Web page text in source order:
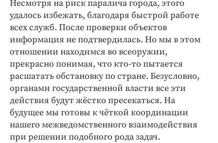
Несмотря на риск паралича города, этого
удалось избежать, благодаря быстрой работе
всех служб. После проверки объектов
информация не подтвердилась. Но мы в этом
отношении находимся во всеоружии,
прекрасно понимая, что кто-то пытается
расшатать обстановку по стране. Безусловно,
органами государственной власти все эти
действия будут жёстко пресекаться. На
будущее мы готовы к чёткой координации
нашего межведомственного взаимодействия
при решении подобного рода задач.